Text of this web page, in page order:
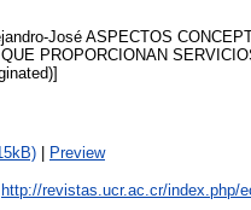
JoséASPECTOS
PROPORCIONAN
| Preview
http://revistas.ucr.ac.cr/index.php/